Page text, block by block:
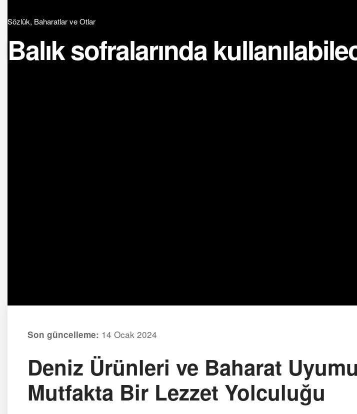
Sözlük, Baharatlar ve Otlar
Balık sofralarında
Son güncelleme: 14 Ocak 2024
Deniz Ürünleri ve Baharat
Mutfakta Bir Lezzet Yolculuğu